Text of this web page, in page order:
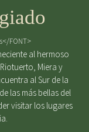
al hermoso
Miera y
al Sur de la
las más bellas del
visitar los lugares